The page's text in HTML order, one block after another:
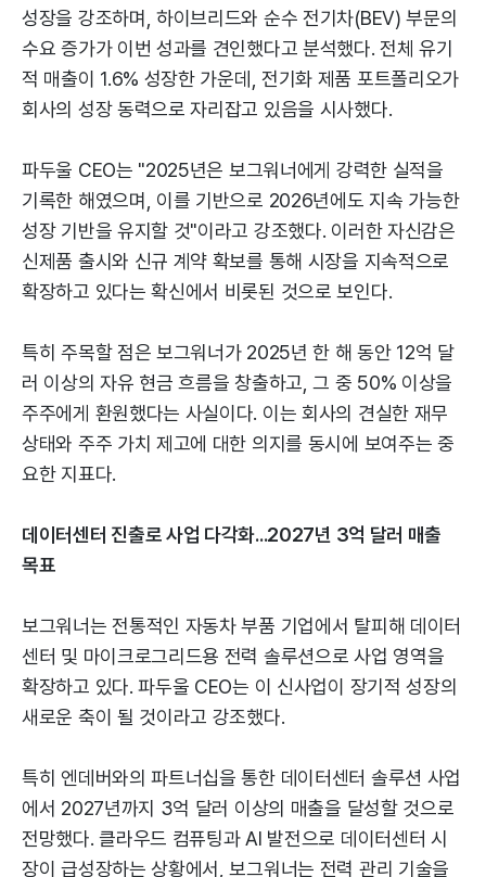
성장을 강조하며, 하이브리드와 순수 전기차(BEV) 부문의
수요 증가가 이번 성과를 견인했다고 분석했다. 전체 유기
적 매출이 1.6% 성장한 가운데, 전기화 제품 포트폴리오가
회사의 성장 동력으로 자리잡고 있음을 시사했다.
파두울 CEO는 "2025년은 보그워너에게 강력한 실적을
기록한 해였으며, 이를 기반으로 2026년에도 지속 가능한
성장 기반을 유지할 것"이라고 강조했다. 이러한 자신감은
신제품 출시와 신규 계약 확보를 통해 시장을 지속적으로
확장하고 있다는 확신에서 비롯된 것으로 보인다.
특히 주목할 점은 보그워너가 2025년 한 해 동안 12억 달
러 이상의 자유 현금 흐름을 창출하고, 그 중 50% 이상을
주주에게 환원했다는 사실이다. 이는 회사의 견실한 재무
상태와 주주 가치 제고에 대한 의지를 동시에 보여주는 중
요한 지표다.
데이터센터 진출로 사업 다각화...2027년 3억 달러 매출
목표
보그워너는 전통적인 자동차 부품 기업에서 탈피해 데이터
센터 및 마이크로그리드용 전력 솔루션으로 사업 영역을
확장하고 있다. 파두울 CEO는 이 신사업이 장기적 성장의
새로운 축이 될 것이라고 강조했다.
특히 엔데버와의 파트너십을 통한 데이터센터 솔루션 사업
에서 2027년까지 3억 달러 이상의 매출을 달성할 것으로
전망했다. 클라우드 컴퓨팅과 AI 발전으로 데이터센터 시
장이 급성장하는 상황에서, 보그워너는 전력 관리 기술을